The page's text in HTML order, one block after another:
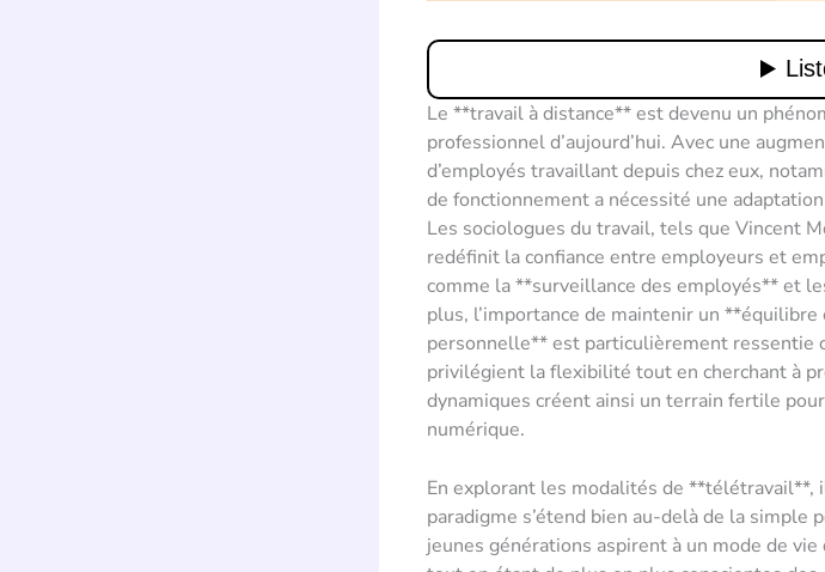
Le **travail à distance** est devenu un
professionnel d’aujourd’hui. Avec une
d’employés travaillant depuis chez eux,
de fonctionnement a nécessité une
Les sociologues du travail, tels que Vincent
redéfinit la confiance entre employeurs et
comme la **surveillance des employés** et
plus, l’importance de maintenir un
personnelle** est particulièrement ressentie
privilégient la flexibilité tout en cherchant à
dynamiques créent ainsi un terrain fertile
numérique.
En explorant les modalités de **télétravail**,
paradigme s’étend bien au-delà de la
jeunes générations aspirent à un mode de